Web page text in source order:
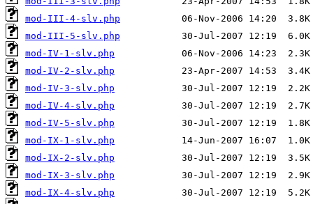
mod-III-4-slv.php
mod-III-5-slv.php
mod-IV-1-slv.php
mod-IV-2-slv.php
mod-IV-3-slv.php
mod-IV-4-slv.php
mod-IV-5-slv.php
mod-IX-1-slv.php
mod-IX-2-slv.php
mod-IX-3-slv.php
mod-IX-4-slv.php